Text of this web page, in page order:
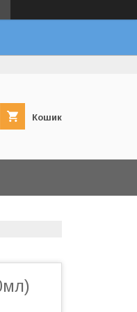
Кошик